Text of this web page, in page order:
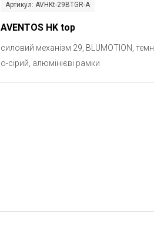
Артикул: AVHKt-29BTGR-A
AVENTOS HK top
силовий механізм 29, BLUMOTION, темн
о-сірий, алюмінієві рамки